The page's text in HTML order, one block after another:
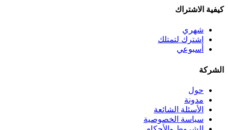
كيفية الاشتراك
شهري
اشترك لتمتلك
أسبوعي
الشركة
حول
مدونة
الأسئلة الشائعة
سياسة الخصوصية